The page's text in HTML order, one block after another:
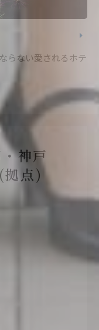
らない愛されるホテ
神戸
拠点)